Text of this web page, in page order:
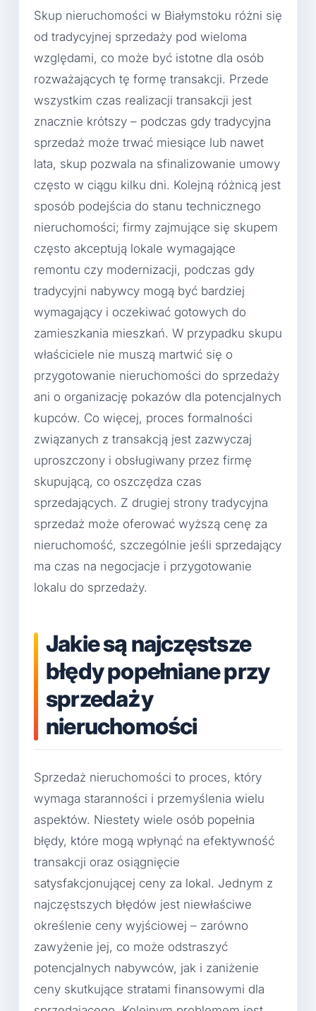
Skup nieruchomości w Białymstoku różni się
od tradycyjnej sprzedaży pod wieloma
względami, co może być istotne dla osób
rozważających tę formę transakcji. Przede
wszystkim czas realizacji transakcji jest
znacznie krótszy – podczas gdy tradycyjna
sprzedaż może trwać miesiące lub nawet
lata, skup pozwala na sfinalizowanie umowy
często w ciągu kilku dni. Kolejną różnicą jest
sposób podejścia do stanu technicznego
nieruchomości; firmy zajmujące się skupem
często akceptują lokale wymagające
remontu czy modernizacji, podczas gdy
tradycyjni nabywcy mogą być bardziej
wymagający i oczekiwać gotowych do
zamieszkania mieszkań. W przypadku skupu
właściciele nie muszą martwić się o
przygotowanie nieruchomości do sprzedaży
ani o organizację pokazów dla potencjalnych
kupców. Co więcej, proces formalności
związanych z transakcją jest zazwyczaj
uproszczony i obsługiwany przez firmę
skupującą, co oszczędza czas
sprzedających. Z drugiej strony tradycyjna
sprzedaż może oferować wyższą cenę za
nieruchomość, szczególnie jeśli sprzedający
ma czas na negocjacje i przygotowanie
lokalu do sprzedaży.
Jakie są najczęstsze
błędy popełniane przy
sprzedaży
nieruchomości
Sprzedaż nieruchomości to proces, który
wymaga staranności i przemyślenia wielu
aspektów. Niestety wiele osób popełnia
błędy, które mogą wpłynąć na efektywność
transakcji oraz osiągnięcie
satysfakcjonującej ceny za lokal. Jednym z
najczęstszych błędów jest niewłaściwe
określenie ceny wyjściowej – zarówno
zawyżenie jej, co może odstraszyć
potencjalnych nabywców, jak i zaniżenie
ceny skutkujące stratami finansowymi dla